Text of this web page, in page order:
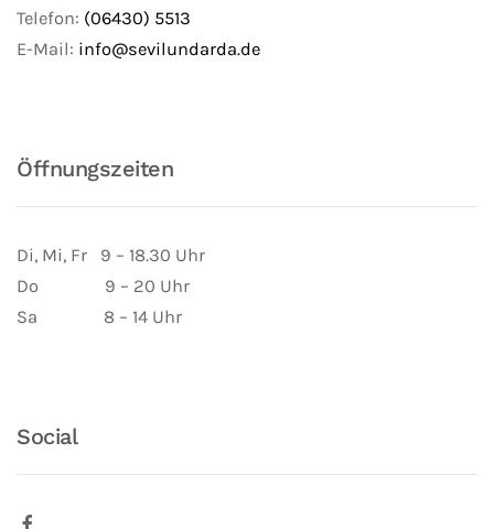
Telefon: (06430) 5513
E-Mail: info@sevilundarda.de
Öffnungszeiten
Di, Mi, Fr 9 – 18.30 Uhr
Do 9 – 20 Uhr
Sa 8 – 14 Uhr
Social